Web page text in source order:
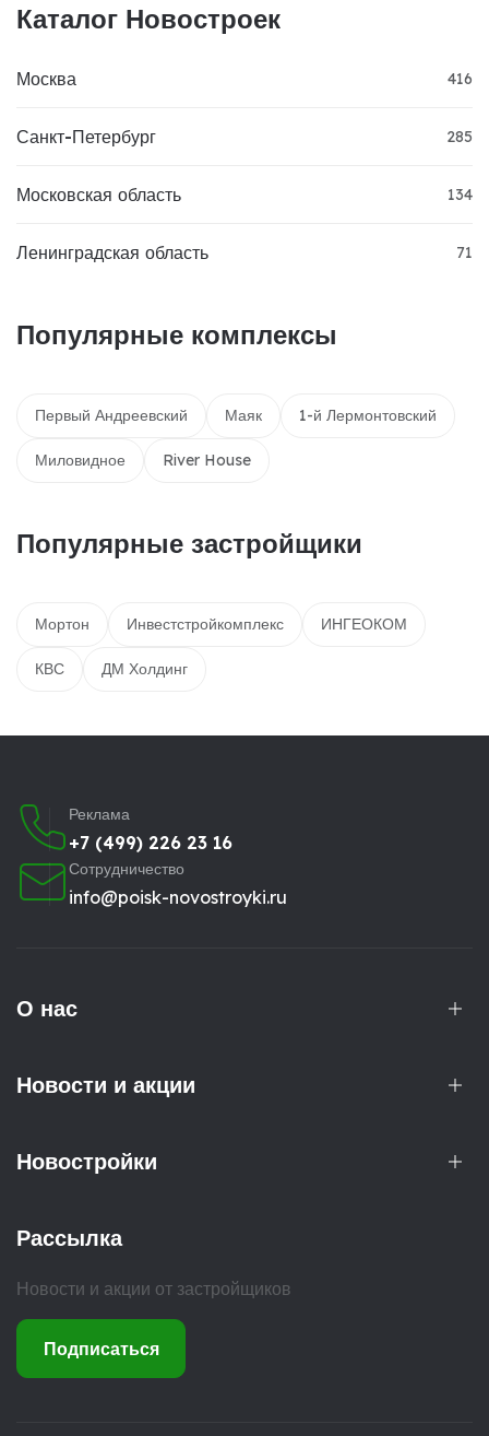
Каталог Новостроек
Москва 416
Санкт-Петербург 285
Московская область 134
Ленинградская область 71
Популярные комплексы
Первый Андреевский Маяк 1-й Лермонтовский
Миловидное River House
Популярные застройщики
Мортон Инвестстройкомплекс ИНГЕОКОМ
КВС ДМ Холдинг
Реклама
+7 (499) 226 23 16
Сотрудничество
info@poisk-novostroyki.ru
О нас
Новости и акции
Новостройки
Рассылка
Новости и акции от застройщиков
Подписаться